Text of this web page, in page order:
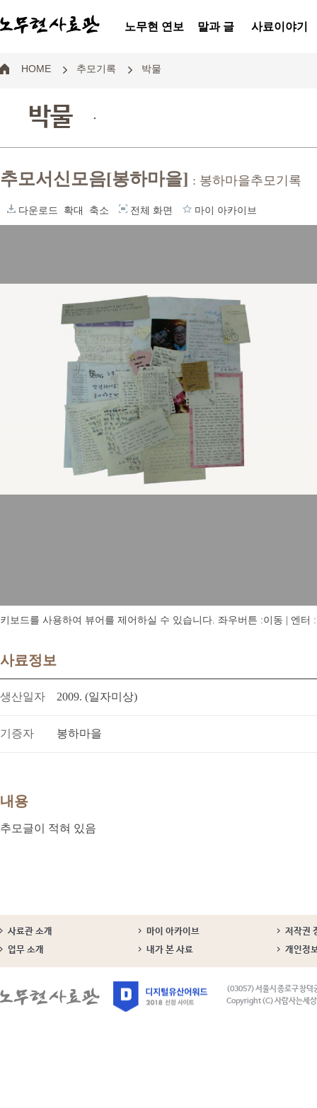
노무현 연보 말과 글 사료이야기
HOME 추모기록 박물
박물 .
추모서신모음[봉하마을] : 봉하마을추모기록
다운로드 확대 축소 전체 화면 마이 아카이브
키보드를 사용하여 뷰어를 제어하실 수 있습니다. 좌우버튼 :이동 | 엔터
사료정보
생산일자 2009. (일자미상)
기증자 봉하마을
내용
추모글이 적혀 있음
사료관 소개 마이 아카이브
저작권
업무 소개
내가 본 사료 개인정
(03057) 서울시 종로구 창덕
Copyright (C) 사람사는세